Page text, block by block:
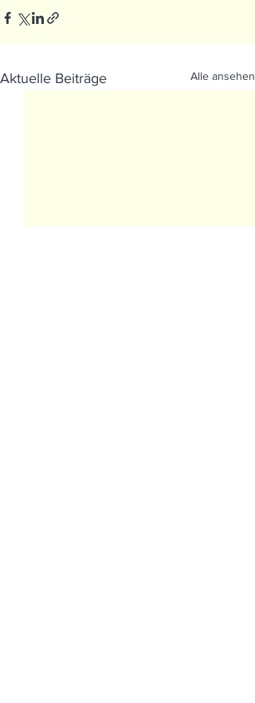
Aktuelle Beiträge Alle ansehen